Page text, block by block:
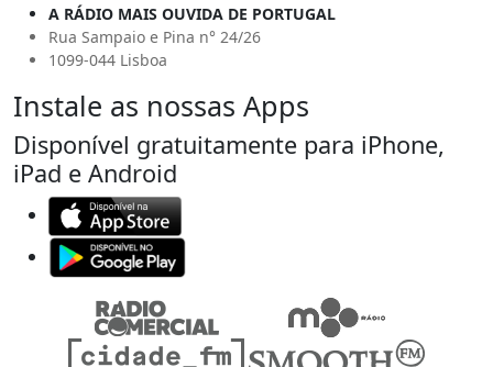
A RÁDIO MAIS OUVIDA DE PORTUGAL
Rua Sampaio e Pina n° 24/26
1099-044 Lisboa
Instale as nossas Apps
Disponível gratuitamente para iPhone,
iPad e Android